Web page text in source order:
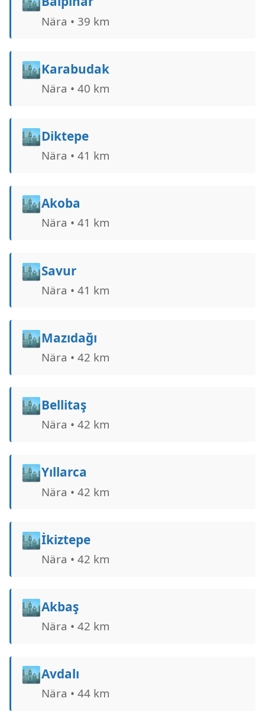
Nära • 39 km
🏙️Karabudak
Nära • 40 km
🏙️Diktepe
Nära • 41 km
🏙️Akoba
Nära • 41 km
🏙️Savur
Nära • 41 km
🏙️Mazıdağı
Nära • 42 km
🏙️Bellitaş
Nära • 42 km
🏙️Yıllarca
Nära • 42 km
🏙️İkiztepe
Nära • 42 km
🏙️Akbaş
Nära • 42 km
🏙️Avdalı
Nära • 44 km